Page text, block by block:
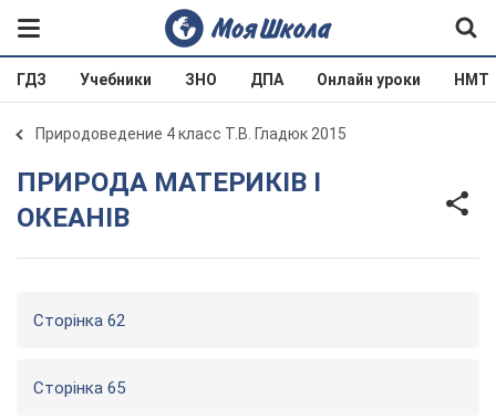
ГДЗ Учебники ЗНО ДПА Онлайн уроки НМТ
Природоведение 4 класс Т.В. Гладюк 2015
ПРИРОДА МАТЕРИКІВ І
ОКЕАНІВ
Сторінка 62
Сторінка 65